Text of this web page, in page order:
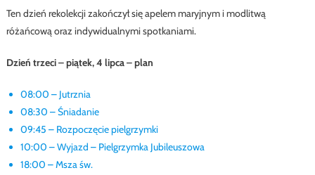
Ten dzień rekolekcji zakończył się apelem maryjnym i modlitwą
różańcową oraz indywidualnymi spotkaniami.
Dzień trzeci – piątek, 4 lipca – plan
08:00 – Jutrznia
08:30 – Śniadanie
09:45 – Rozpoczęcie pielgrzymki
10:00 – Wyjazd – Pielgrzymka Jubileuszowa
18:00 – Msza św.